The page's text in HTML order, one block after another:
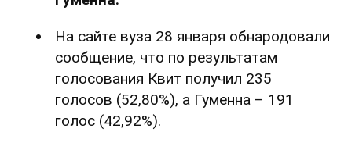
На сайте вуза 28 января обнародовали
сообщение, что по результатам
голосования Квит получил 235
голосов (52,80%), а Гуменна – 191
голос (42,92%).